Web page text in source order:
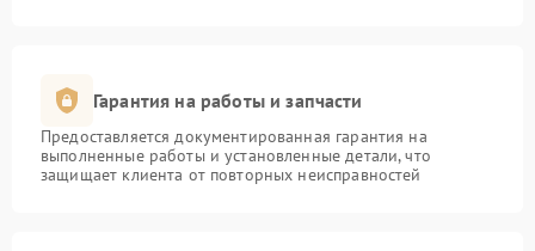
Гарантия на работы и запчасти
Предоставляется документированная гарантия на
выполненные работы и установленные детали, что
защищает клиента от повторных неисправностей